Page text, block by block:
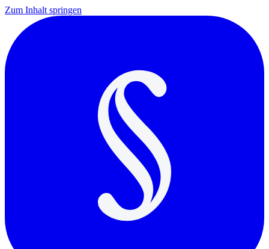
Zum Inhalt springen